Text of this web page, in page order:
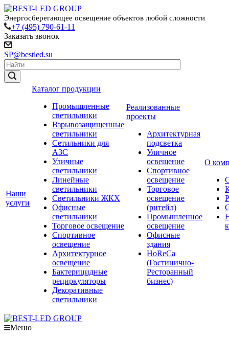
Энергосберегающее освещение объектов любой сложности
+7 (495) 790-61-11
Заказать звонок
SP@bestled.su
Наши
услуги
Каталог продукции
Промышленные
светильники
Взрывозащищенные
светильники
Сетильники для
АЗС
Уличные
светильники
Линейные
светильники
Светильники ЖКХ
Офисные
светильники
Торговое освещение
Спортивное
освещение
Архитектурное
освещение
Бактерицидные
рециркуляторы
Декоративные
светильники
Реализованные
проекты
Архитектурная
подсветка
Уличное
освещение
Спортивное
освещение
Торговое
освещение
(ритейл)
Промышленное
освещение
Офисные
здания
HoReCa
(Гостинично-
Ресторанный
бизнес)
О
Меню